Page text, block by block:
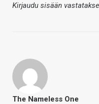
Kirjaudu sisään
The Nameless One